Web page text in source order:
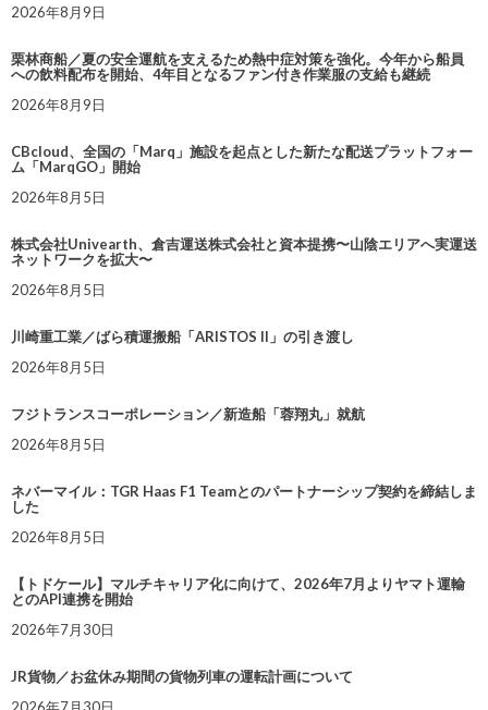
2026年8月9日
栗林商船／夏の安全運航を支えるため熱中症対策を強化。今年から船員
への飲料配布を開始、4年目となるファン付き作業服の支給も継続
2026年8月9日
CBcloud、全国の「Marq」施設を起点とした新たな配送プラットフォー
ム「MarqGO」開始
2026年8月5日
株式会社Univearth、倉吉運送株式会社と資本提携〜山陰エリアへ実運送
ネットワークを拡大〜
2026年8月5日
川崎重工業／ばら積運搬船「ARISTOS II」の引き渡し
2026年8月5日
フジトランスコーポレーション／新造船「蓉翔丸」就航
2026年8月5日
ネバーマイル：TGR Haas F1 Teamとのパートナーシップ契約を締結しま
した
2026年8月5日
【トドケール】マルチキャリア化に向けて、2026年7月よりヤマト運輸
とのAPI連携を開始
2026年7月30日
JR貨物／お盆休み期間の貨物列車の運転計画について